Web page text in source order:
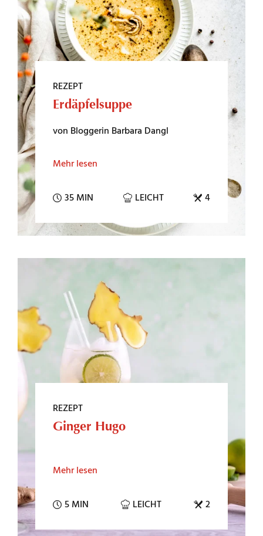
REZEPT
Erdäpfelsuppe
von Bloggerin Barbara Dangl
Mehr lesen
35 MIN LEICHT 4
REZEPT
Ginger Hugo
Mehr lesen
5 MIN LEICHT 2